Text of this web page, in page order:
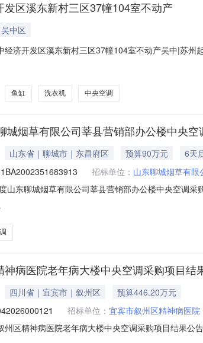
发区溪东新村三区37幢104室不动产
中区
经济开发区溪东新村三区37幢104室不动产吴中|苏
幢104室不动产权利来源法院执行裁定书权证情况不
、电费、水费等费用由买受人自行查证处理权利限制
拍卖财产：苏州吴
鱼缸 洗衣机 中央空调
城烟草有限公司莘县营销部办公楼中央
山东省｜聊城市｜东昌府区 预算90万元 6天
招标单位： 山东聊城烟草有限
山东聊城烟草有限公司莘县营销部办公楼中央空调
项目已具备招标条件，现进行公开招标。二、项目概
部办
神病医院老年病大楼中央空调采购项目结
四川省｜宜宾市｜叙州区
预算446.20万元
招标单位： 宜宾市叙州区精神病医院
州区精神病医院老年病大楼中央空调采购项目结果